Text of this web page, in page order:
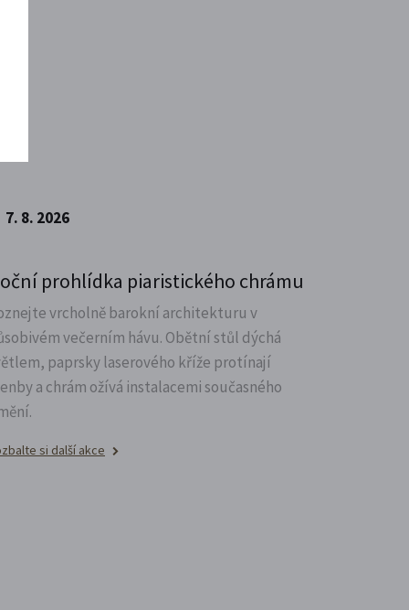
7. 8. 2026
prohlídka piaristického chrámu
vrcholně barokní architekturu v
večerním hávu. Obětní stůl dýchá
paprsky laserového kříže protínají
a chrám ožívá instalacemi současného
si další akce